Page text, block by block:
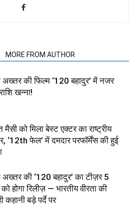
MORE FROM AUTHOR
अख्तर की फिल्म ‘120 बहादुर’ में नजर
खन्ना!
मैसी को मिला बेस्ट एक्टर का राष्ट्रीय
‘12th फेल’ में दमदार परफॉर्मेंस की हुई
अख्तर की ‘120 बहादुर’ का टीज़र 5
होगा रिलीज़ — भारतीय वीरता की
बड़े पर्दे पर